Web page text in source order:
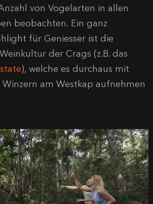
von Vogelarten in allen
beobachten. Ein ganz
für Geniesser ist die
der Crags (z.B. das
), welche es durchaus mit
am Westkap aufnehmen